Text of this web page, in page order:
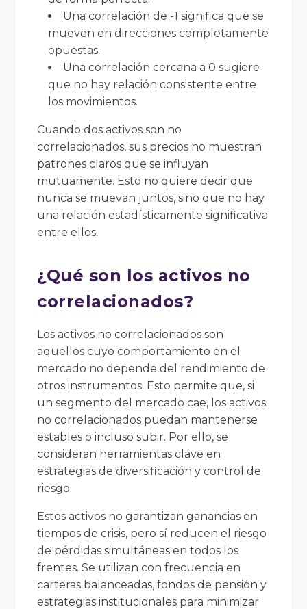
Una correlación de -1 significa que se
mueven en direcciones completamente
opuestas.
Una correlación cercana a 0 sugiere
que no hay relación consistente entre
los movimientos.
Cuando dos activos son no
correlacionados, sus precios no muestran
patrones claros que se influyan
mutuamente. Esto no quiere decir que
nunca se muevan juntos, sino que no hay
una relación estadísticamente significativa
entre ellos.
¿Qué son los activos no
correlacionados?
Los activos no correlacionados son
aquellos cuyo comportamiento en el
mercado no depende del rendimiento de
otros instrumentos. Esto permite que, si
un segmento del mercado cae, los activos
no correlacionados puedan mantenerse
estables o incluso subir. Por ello, se
consideran herramientas clave en
estrategias de diversificación y control de
riesgo.
Estos activos no garantizan ganancias en
tiempos de crisis, pero sí reducen el riesgo
de pérdidas simultáneas en todos los
frentes. Se utilizan con frecuencia en
carteras balanceadas, fondos de pensión y
estrategias institucionales para minimizar